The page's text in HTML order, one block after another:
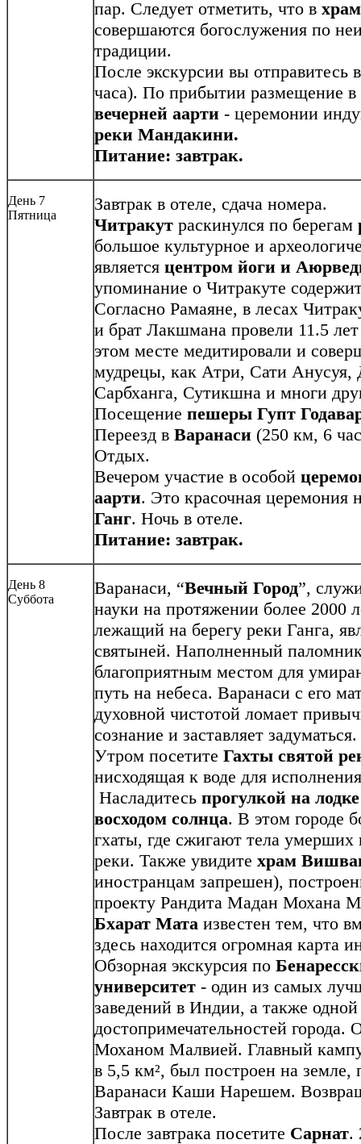
пар. Следует отметить, что в
совершаются богослужения по
традиции.
После экскурсии вы отправитесь
часа). По прибытии размещение
вечерней аарти - церемонии
реки Мандакини.
Питание: завтрак.
День 7
Пятница
Завтрак в отеле, сдача номера.
Читракут раскинулся по берегам
большое культурное и
является центром йоги и
упоминание о Читракуте
Согласно Рамаяне, в лесах
и брат Лакшмана провели 11.5
этом месте медитировали и
мудрецы, как Атри, Сати Анусуя,
Сарбханга, Сутикшна и многи
Посещение пешеры Гупт
Переезд в Варанаси (250 км, 6
Отдых.
Вечером участие в особой
аарти. Это красочная церемония
Ганг. Ночь в отеле.
Питание: завтрак.
День 8
Суббота
Варанаси, “Вечный Город”,
науки на протяжении более 2000
лежащий на берегу реки Ганга,
святыней. Наполненный
благоприятным местом для
путь на небеса. Варанаси с его
духовной чистотой ломает
сознание и заставляет задуматься.
Утром посетите Гаxты святой
нисходящая к воде для
Насладитесь прогулкой на
восходом солнца. В этом городе
гхаты, где сжигают тела
реки. Также увидите храм
иностранцам запрешен),
проекту Рандита Мадан Мохана
Бхарат Мата известен тем, что
здесь находится огромная карта
Обзорная экскурсия по
университет - один из самых
заведений в Индии, а также
достопримечательностей
Моханом Малвией. Главный
в 5,5 км², был построен на земле,
Варанаси Каши Нарешем.
Завтрак в отеле.
После завтрака посетите Сарнат.